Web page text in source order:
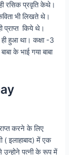
रसिक प्रवृति केथे।
भी लिखते थे।
प्राप्त किये थे।
हुआ था। कक्षा -3
के भाई गया बाबा
करने के लिए
इलाहाबाद) में एक
उन्होने पत्नी के रूप में